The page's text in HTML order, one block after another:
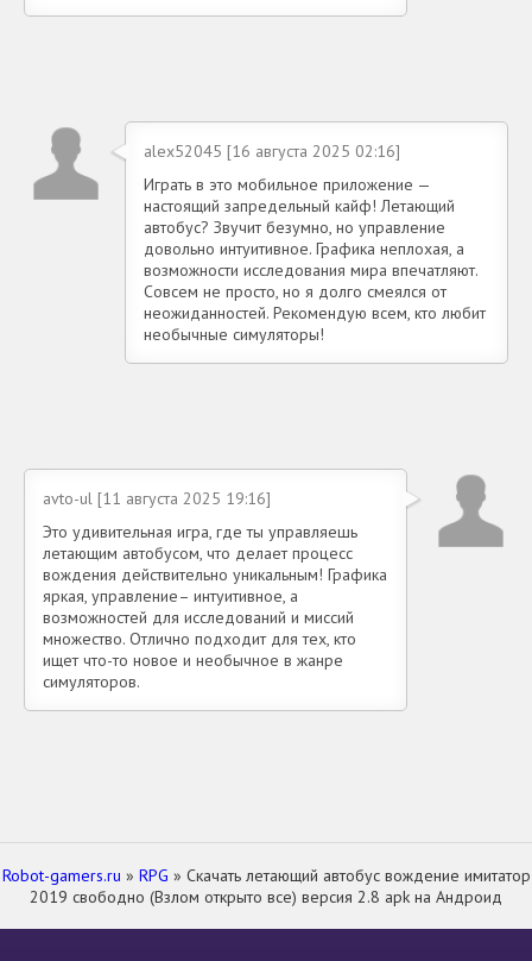
alex52045 [16 августа 2025 02:16]
Играть в это мобильное приложение —
настоящий запредельный кайф! Летающий
автобус? Звучит безумно, но управление
довольно интуитивное. Графика неплохая, а
возможности исследования мира впечатляют.
Совсем не просто, но я долго смеялся от
неожиданностей. Рекомендую всем, кто любит
необычные симуляторы!
avto-ul [11 августа 2025 19:16]
Это удивительная игра, где ты управляешь
летающим автобусом, что делает процесс
вождения действительно уникальным! Графика
яркая, управление– интуитивное, а
возможностей для исследований и миссий
множество. Отлично подходит для тех, кто
ищет что-то новое и необычное в жанре
симуляторов.
Robot-gamers.ru » RPG » Скачать летающий автобус вождение имитатор
2019 свободно (Взлом открыто все) версия 2.8 apk на Андроид